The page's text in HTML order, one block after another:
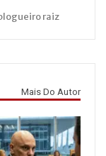
raiz
Mais Do Autor